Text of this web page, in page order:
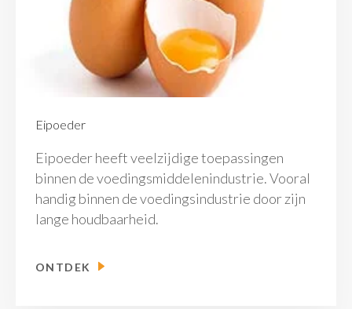
Eipoeder
Eipoeder heeft veelzijdige toepassingen
binnen de voedingsmiddelenindustrie. Vooral
handig binnen de voedingsindustrie door zijn
lange houdbaarheid.
ONTDEK